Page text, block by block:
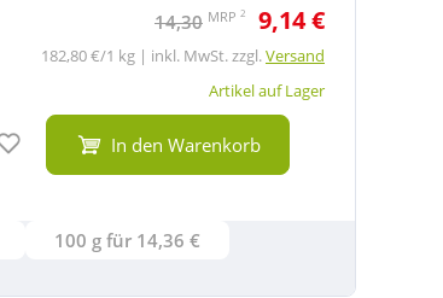
14,30 MRP 2 9,14 €
182,80 €/1 kg | inkl. MwSt. zzgl.Versand
Artikel auf Lager
Auf den Merkzettel
In den Warenkorb
100 g für 14,36 €